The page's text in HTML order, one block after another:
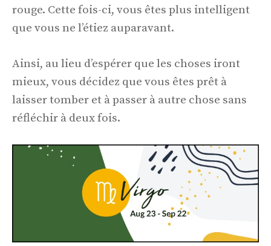
rouge. Cette fois-ci, vous êtes plus intelligent
que vous ne l’étiez auparavant.
Ainsi, au lieu d’espérer que les choses iront
mieux, vous décidez que vous êtes prêt à
laisser tomber et à passer à autre chose sans
réfléchir à deux fois.